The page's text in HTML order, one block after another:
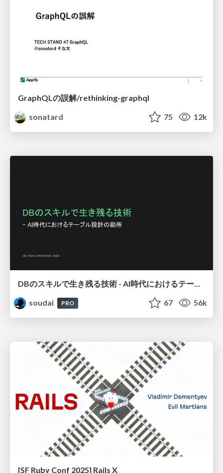
GraphQLの誤解/rethinking-graphql
sonatard
75 12k
DBのスキルで生き残る技術 - AI時代におけるテーブル設計の勘所
soudai
PRO 67 56k
[SF Ruby Conf 2025] Rails X